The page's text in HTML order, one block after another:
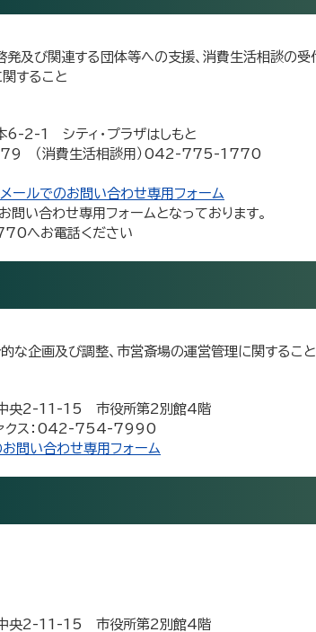
発及び関連する団体等への支援、消費生活相談の
すること
2-1 シティ・プラザはしもと
（消費生活相談用）042-775-1770
ールでのお問い合わせ専用フォーム
い合わせ専用フォームとなっております。
へお電話ください
な企画及び調整、市営斎場の運営管理に関すること
央2-11-15 市役所第2別館4階
ス：042-754-7990
問い合わせ専用フォーム
央2-11-15 市役所第2別館4階